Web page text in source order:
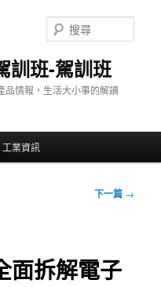
訓班-駕訓班
品情報，生活大小事的解讀
尋
工業資訊
下一篇 →
面拆解電子